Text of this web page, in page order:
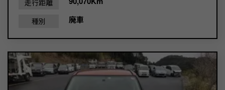
走行距離
種別 廃車